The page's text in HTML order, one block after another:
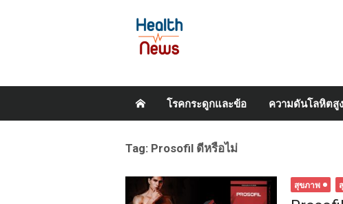
โรคกระดูกและข้อ ความดันโลหิตสูง
Tag: Prosofil ดีหรือไม่
สุขภาพ